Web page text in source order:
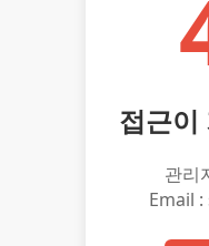
접근이
관리
Email